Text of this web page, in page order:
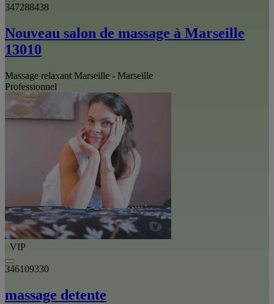
347288438
Nouveau salon de massage à Marseille
13010
Massage relaxant Marseille - Marseille
Professionnel
VIP
346109330
massage detente